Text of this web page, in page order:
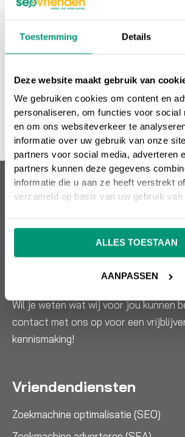
Toestemming Details
Deze website maakt gebruik van
We gebruiken cookies om content en
personaliseren, om functies voor social
en om ons websiteverkeer te
informatie over uw gebruik van onze
partners voor social media, adverteren
partners kunnen deze gegevens
informatie die u aan ze heeft verstrekt
verzameld op basis van uw gebruik
ALLES TOESTAAN
AANPASSEN
Wil je meer weten over online
adviseren en helpen je graag bij
zoekmachine optimalisatie en SEA
NEEM CONTACT OP
Over SEO vrienden
meer. Alles onder één dak.
Wil je weten wat wij voor jou kunnen
contact met ons op voor een
kennismaking!
Vriendendiensten
Zoekmachine optimalisatie (SEO)